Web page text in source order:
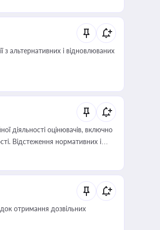
альтернативних і відновлюваних
діяльності оцінювачів, включно
Відстеження нормативних і
час оподаткування,
діяльності
отримання дозвільних